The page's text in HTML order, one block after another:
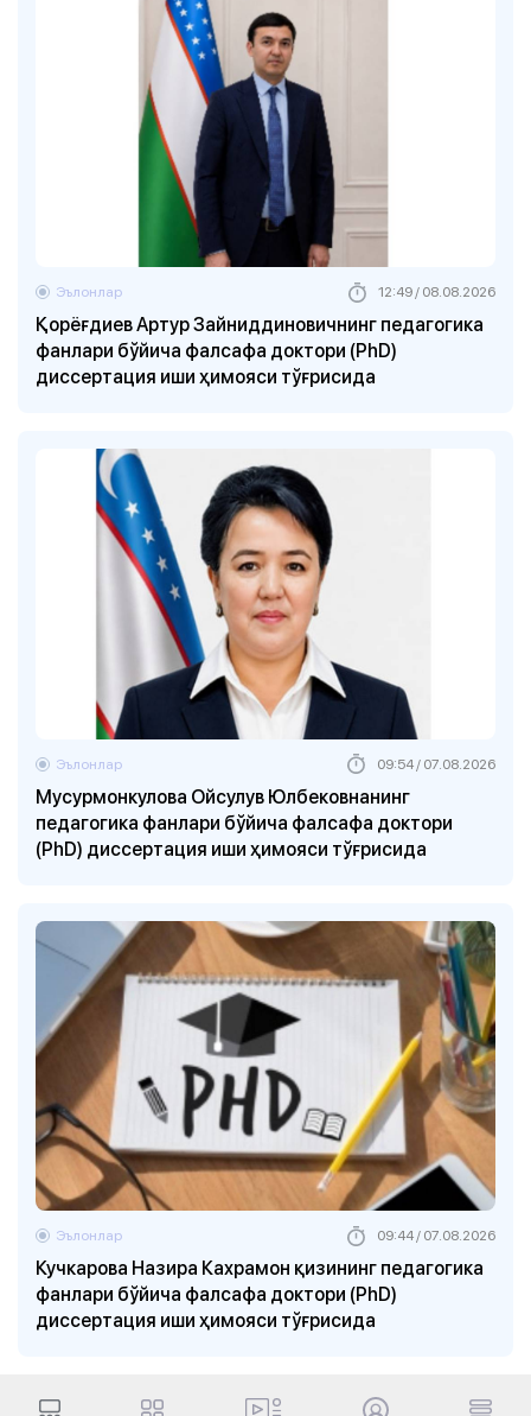
Қорёғдиев Aртур Зайниддиновичнинг педагогика
фанлари бўйича фалсафа доктори (PhD)
диссертация иши ҳимояси тўғрисида
Эълонлар 12:49 / 08.08.2026
Мусурмонкулова Ойсулув Юлбековнанинг
педагогика фанлари бўйича фалсафа доктори
(PhD) диссертация иши ҳимояси тўғрисида
Эълонлар 09:54 / 07.08.2026
Кучкарова Назира Кахрамон қизининг педагогика
фанлари бўйича фалсафа доктори (PhD)
диссертация иши ҳимояси тўғрисида
Эълонлар 09:44 / 07.08.2026